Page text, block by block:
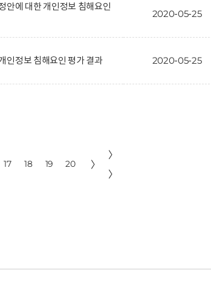
안에 대한 개인정보 침해요인
2020-05-25
인정보 침해요인 평가 결과 2020-05-25
17 18 19 20 〉
〉
〉